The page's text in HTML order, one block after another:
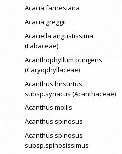
Acacia farnesiana
Acacia greggii
Acaciella angustissima
(Fabaceae)
Acanthophyllum pungens
(Caryophyllaceae)
Acanthus hirsurtus
subsp.syriacus (Acanthaceae)
Acanthus mollis
Acanthus spinosus
Acanthus spinosus
subsp.spinosissimus